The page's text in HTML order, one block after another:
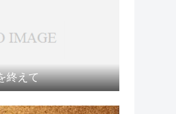
終えて